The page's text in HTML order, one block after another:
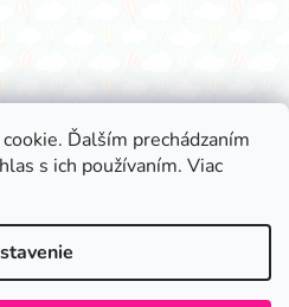
Ďalším prechádzaním
s ich používaním. Viac